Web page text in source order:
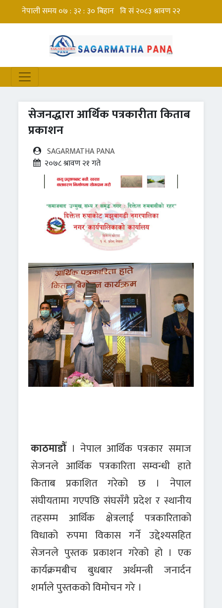
सेजनद्धारा आर्थिक पत्रकारीता किताब
प्रकाशन
SAGARMATHA PANA
२०७८ श्रावण २१ गते
काठमाडौँ। नेपाल आर्थिक पत्रकार समाज
सेजनले आर्थिक पत्रकारिता सम्वन्धी हाते
किताब प्रकाशित गरेको छ । नेपाल
संघीयतामा गएपछि संघसँगै प्रदेश र स्थानीय
तहसम्म आर्थिक क्षेत्रलाई पत्रकारिताको
विधाको रुपमा विकास गर्ने उद्देश्यसहित
सेजनले पुस्तक प्रकाशन गरेको हो । एक
कार्यक्रमबीच बुधबार अर्थमन्त्री जनार्दन
शर्माले पुस्तकको विमोचन गरे ।